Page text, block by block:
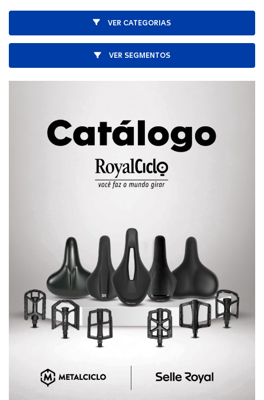
VER CATEGORIAS
VER SEGMENTOS